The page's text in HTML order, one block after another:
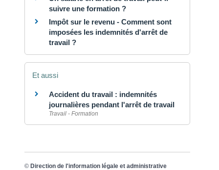
suivre une formation ?
Impôt sur le revenu - Comment sont
imposées les indemnités d'arrêt de
travail ?
Et aussi
Accident du travail : indemnités
journalières pendant l'arrêt de travail
Travail - Formation
© Direction de l'information légale et administrative